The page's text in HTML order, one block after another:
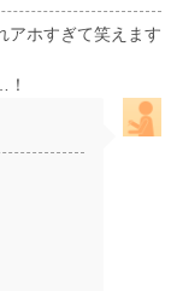
アホすぎて笑えます